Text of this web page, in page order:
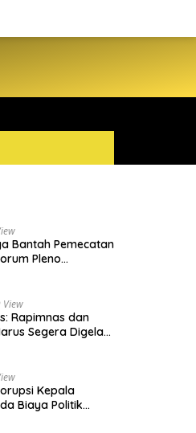
Bantah Pemecatan
Pleno
View
Rapimnas dan
Segera Digelar
Kepala
Biaya Politik